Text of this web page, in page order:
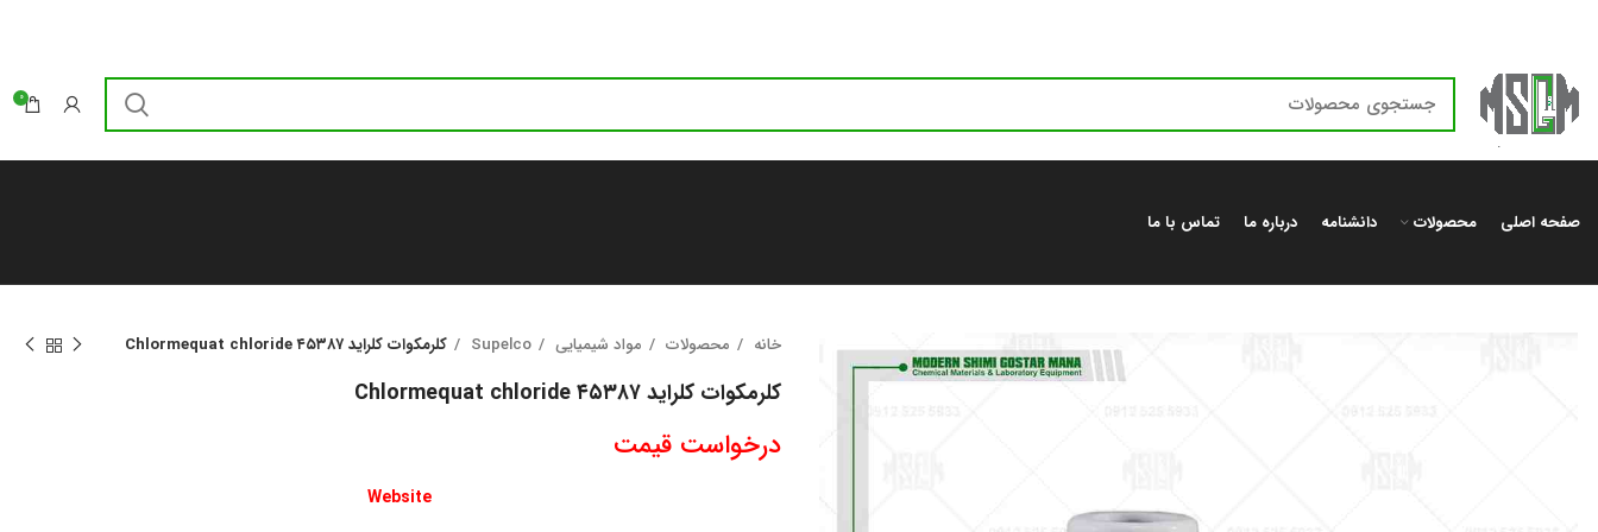
0
صفحه اصلی محصولات دانشنامه درباره ما تماس با ما
خانه محصولات مواد شیمیایی Supelco کلرمکوات کلراید ۴۵۳۸۷ Chlormequat chloride
کلرمکوات کلراید ۴۵۳۸۷ Chlormequat chloride
درخواست قیمت
Website